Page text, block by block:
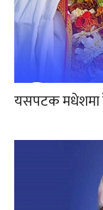
यसपटक मधेशमा